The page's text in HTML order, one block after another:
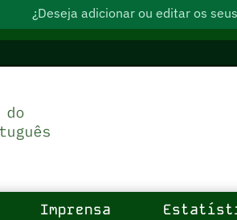
¿Deseja adicionar ou editar os
Imprensa